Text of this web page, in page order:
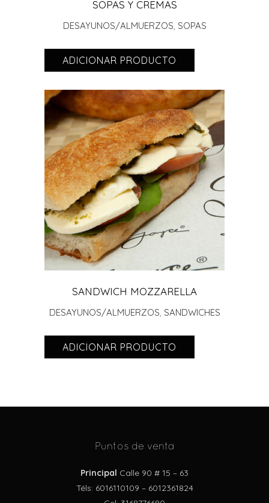
SOPAS Y CREMAS
DESAYUNOS/ALMUERZOS, SOPAS
ADICIONAR PRODUCTO
ADICIONAR PRODUCTO
SANDWICH MOZZARELLA
DESAYUNOS/ALMUERZOS, SANDWICHES
ADICIONAR PRODUCTO
Puntos de venta
Principal Calle 90 # 15 – 63
Téls: 6016110109 – 6012361824